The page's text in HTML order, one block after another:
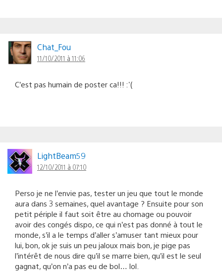
Chat_Fou
11/10/2011 à 11:06
C’est pas humain de poster ca!!! :'(
LightBeam59
12/10/2011 à 07:10
Perso je ne l’envie pas, tester un jeu que tout le monde
aura dans 3 semaines, quel avantage ? Ensuite pour son
petit périple il faut soit être au chomage ou pouvoir
avoir des congés dispo, ce qui n’est pas donné à tout le
monde, s’il a le temps d’aller s’amuser tant mieux pour
lui, bon, ok je suis un peu jaloux mais bon, je pige pas
l’intérêt de nous dire qu’il se marre bien, qu’il est le seul
gagnat, qu’on n’a pas eu de bol… lol.